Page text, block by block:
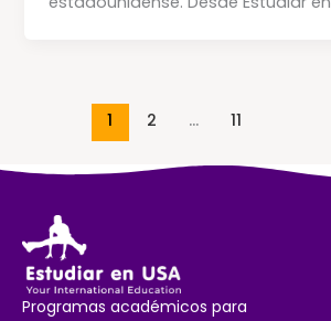
1 2 … 11
Programas académicos para